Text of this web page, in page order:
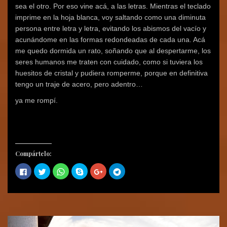
sea el otro. Por eso vine acá, a las letras. Mientras el teclado
imprime en la hoja blanca, voy saltando como una diminuta
persona entre letra y letra, evitando los abismos del vacío y
acunándome en las formas redondeadas de cada una. Acá
me quedo dormida un rato, soñando que al despertarme, los
seres humanos me traten con cuidado, como si tuviera los
huesitos de cristal y pudiera romperme, porque en definitiva
tengo un traje de acero, pero adentro…
ya me rompí.
Compártelo:
H
a
l
a
H
a
l
a
r
H
a
l
a
C
o
a
r
H
a
l
a
H
a
l
a